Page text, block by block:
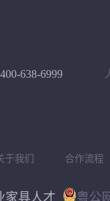
400-638-6999
于我们 合作流程
家具人才 粤公